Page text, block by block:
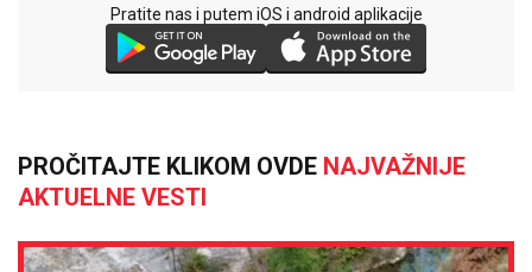
Pratite nas i putem iOS i android aplikacije
PROČITAJTE KLIKOM OVDE NAJVAŽNIJE
AKTUELNE VESTI